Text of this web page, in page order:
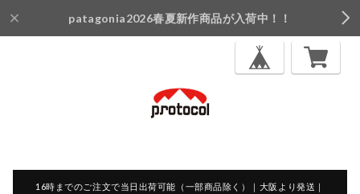
patagonia2026春夏新作商品が入荷中！！
16時までのご注文で当日出荷可能（一部商品除く）｜大阪より発送｜